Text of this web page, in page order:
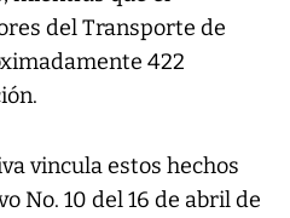
del Transporte de
422
vincula estos hechos
No. 10 del 16 de abril de